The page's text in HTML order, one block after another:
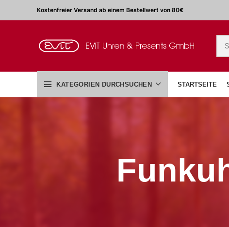
Kostenfreier Versand ab einem Bestellwert von 80€
KATEGORIEN DURCHSUCHEN STARTSEITE